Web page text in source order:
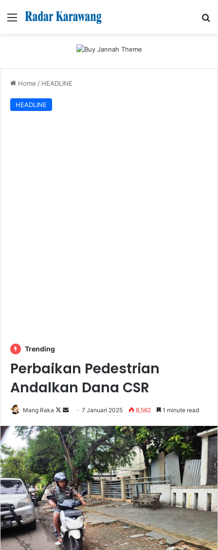
Menu
Home / HEADLINE
HEADLINE
Trending
Perbaikan Pedestrian
Andalkan Dana CSR
Mang Raka
Follow
X
Send
email
7 Januari 2025 8,562 1 minute read